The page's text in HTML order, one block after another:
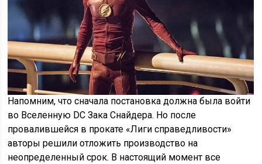
Напомним, что сначала постановка должна была войти
во Вселенную DC Зака Снайдера. Но после
провалившейся в прокате «Лиги справедливости»
авторы решили отложить производство на
неопределенный срок. В настоящий момент все